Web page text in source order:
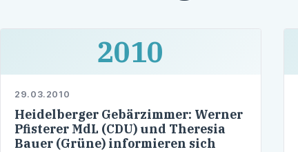
2010
29.03.2010
Heidelberger Gebärzimmer: Werner
Pfisterer MdL (CDU) und Theresia
Bauer (Grüne) informieren sich